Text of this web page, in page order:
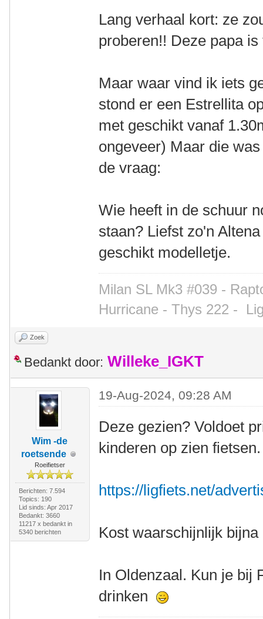
Lang verhaal kort: ze
proberen!! Deze papa
Maar waar vind ik iets
stond er een Estrellita
met geschikt vanaf
ongeveer) Maar die
de vraag:
Wie heeft in de schuur
staan? Liefst zo'n
geschikt modelletje.
Milan SL Mk3 #039 -
Hurricane - Thys 222 -
Zoek
Bedankt door: Willeke_IGKT
Wim -de
roetsende
Roeifietser
Berichten: 7.594
Topics: 190
Lid sinds: Apr 2017
Bedankt: 3660
11217 x bedankt in
5340 berichten
19-Aug-2024, 09:28 AM
Deze gezien? Voldoet
kinderen op zien fietsen.
https://ligfiets.net/
Kost waarschijnlijk bijna
In Oldenzaal. Kun je bij
drinken